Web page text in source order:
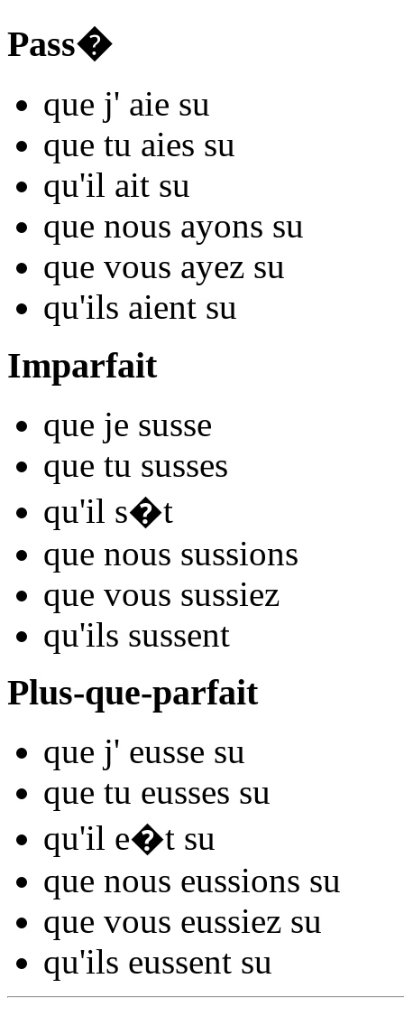
Pass�
que j' aie su
que tu aies su
qu'il ait su
que nous ayons su
que vous ayez su
qu'ils aient su
Imparfait
que je susse
que tu susses
qu'il s�t
que nous sussions
que vous sussiez
qu'ils sussent
Plus-que-parfait
que j' eusse su
que tu eusses su
qu'il e�t su
que nous eussions su
que vous eussiez su
qu'ils eussent su